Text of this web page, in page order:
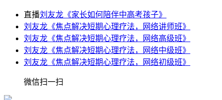
直播刘友龙《家长如何陪伴中高考孩子》
刘友龙《焦点解决短期心理疗法，网络讲师班》
刘友龙《焦点解决短期心理疗法，网络高级班》
刘友龙《焦点解决短期心理疗法，网络中级班》
刘友龙《焦点解决短期心理疗法，网络初级班》
微信扫一扫